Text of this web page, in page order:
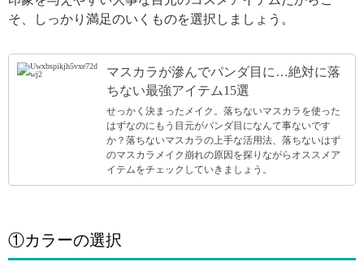
そ、しっかり満足のいくものを選択しましょう。
マスカラが滲んでパンダ目に…絶対に落
ちない最強アイテム15選
せっかく決まったメイク。落ちないマスカラを使った
はずなのにもう目元がパンダ目になんて事ないです
か？落ちないマスカラの上手な活用法、落ちないはず
のマスカラメイク崩れの原因を探りながらオススメア
イテムをチェックしていきましょう。
①カラーの選択